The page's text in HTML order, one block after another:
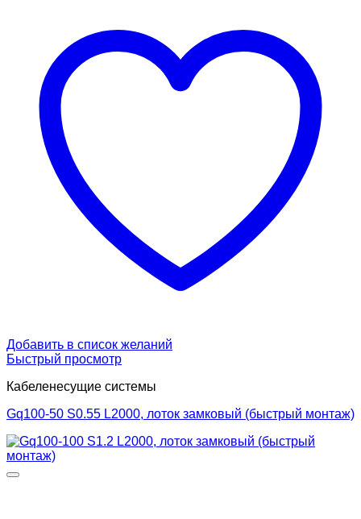
Добавить в список желаний
Быстрый просмотр
Кабеленесущие системы
Gq100-50 S0.55 L2000, лоток замковый (быстрый монтаж)